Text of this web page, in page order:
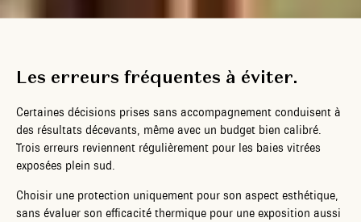
Les erreurs fréquentes à éviter.
Certaines décisions prises sans accompagnement conduisent à
des résultats décevants, même avec un budget bien calibré.
Trois erreurs reviennent régulièrement pour les baies vitrées
exposées plein sud.
Choisir une protection uniquement pour son aspect esthétique,
sans évaluer son efficacité thermique pour une exposition aussi